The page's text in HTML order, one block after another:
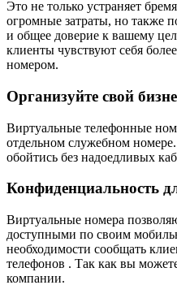
Это не только устраняет
огромные затраты, но также
и общее доверие к вашему
клиенты чувствуют себя
номером.
Организуйте свой
Виртуальные телефонные
отдельном служебном
обойтись без надоедливых
Конфиденциальность
Виртуальные номера
доступными по своим
необходимости сообщать
телефонов . Так как вы
компании.